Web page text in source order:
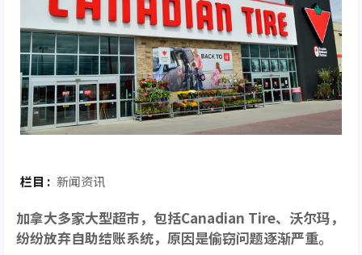
栏目 : 新闻资讯
加拿大多家大型超市，包括Canadian Tire、沃尔玛，
纷纷放弃自助结账系统，原因是偷窃问题逐渐严重。